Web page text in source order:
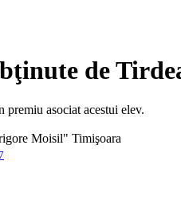
de
premiu asociat acestui elev.
Moisil" Timişoara